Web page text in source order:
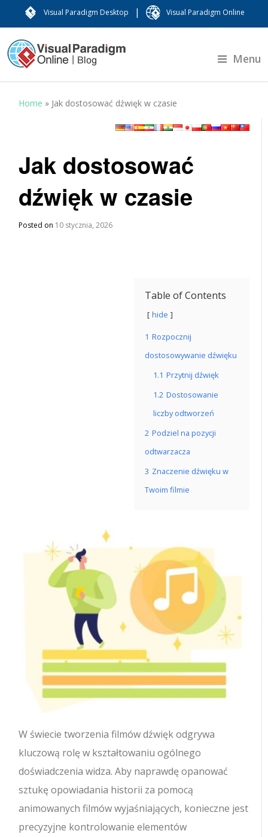
Visual Paradigm Desktop | Visual Paradigm Online
Menu
Home » Jak dostosować dźwięk w czasie
Jak dostosować
dźwięk w czasie
Posted on 10 stycznia, 2026
Table of Contents
hide
1 Rozpocznij
dostosowywanie dźwięku
1.1 Przytnij dźwięk
1.2 Dostosowanie
liczby odtworzeń
2 Podziel na pozycji
odtwarzacza
3 Znaczenie dźwięku w
Twoim filmie
W świecie tworzenia filmów dźwięk odgrywa
kluczową rolę w kształtowaniu ogólnego
doświadczenia widza. Aby naprawdę opanować
sztukę opowiadania historii za pomocą
animowanych filmów wyjaśniających, konieczne jest
precyzyjne kontrolowanie elementów